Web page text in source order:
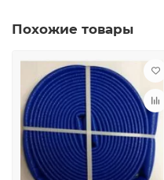
Похожие товары